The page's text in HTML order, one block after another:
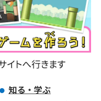
知る・学ぶ